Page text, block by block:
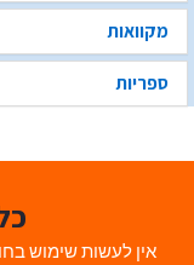
מקוואות
ספריות
אין לעשות שימוש